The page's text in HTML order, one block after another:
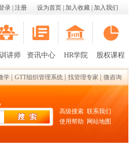
设为首页 加入收藏 加入我们
录 注册
讲师 资讯中心 HR学院 股权课程
学 GTT组织管理系统 找管理专家 微咨询
高级搜索 联系我们
使用帮助
网站地图